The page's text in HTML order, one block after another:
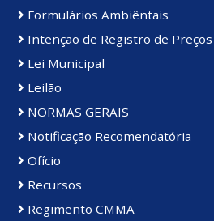
Formulários Ambiêntais
Intenção de Registro de Preços
Lei Municipal
Leilão
NORMAS GERAIS
Notificação Recomendatória
Ofício
Recursos
Regimento CMMA